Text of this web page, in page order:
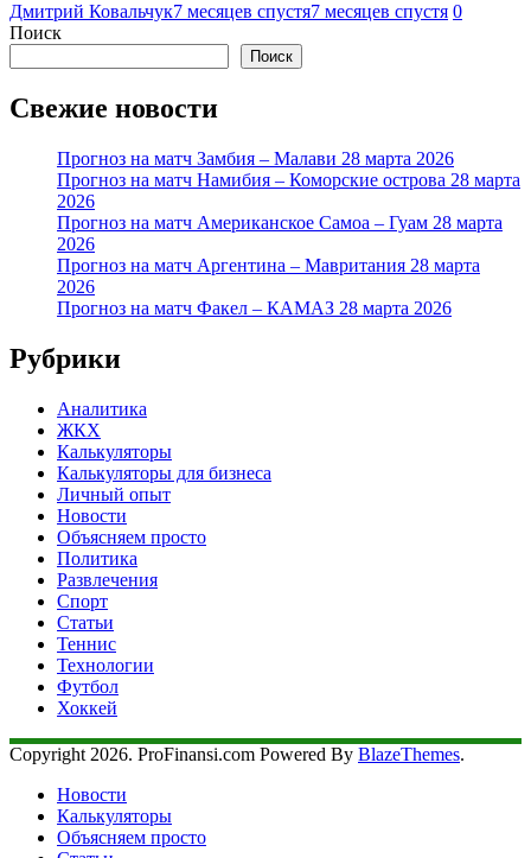
Дмитрий Ковальчук7 месяцев спустя7 месяцев спустя 0
Поиск
Поиск
Свежие новости
Прогноз на матч Замбия – Малави 28 марта 2026
Прогноз на матч Намибия – Коморские острова 28 марта
2026
Прогноз на матч Американское Самоа – Гуам 28 марта
2026
Прогноз на матч Аргентина – Мавритания 28 марта
2026
Прогноз на матч Факел – КАМАЗ 28 марта 2026
Рубрики
Аналитика
ЖКХ
Калькуляторы
Калькуляторы для бизнеса
Личный опыт
Новости
Объясняем просто
Политика
Развлечения
Спорт
Статьи
Теннис
Технологии
Футбол
Хоккей
Copyright 2026. ProFinansi.com Powered By BlazeThemes.
Новости
Калькуляторы
Объясняем просто